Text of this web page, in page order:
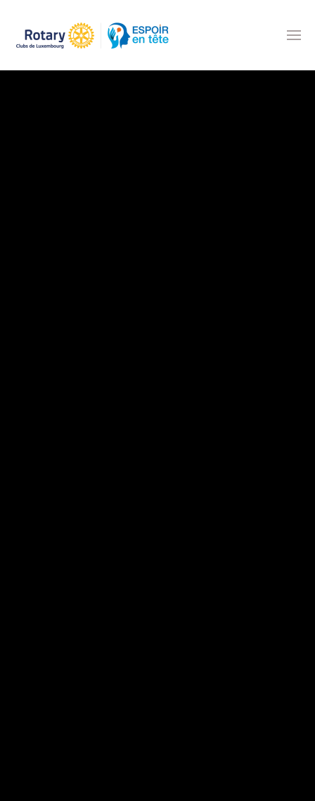
Accéder au contenu principal